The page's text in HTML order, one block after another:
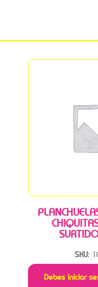
SKU:
Debes iniciar